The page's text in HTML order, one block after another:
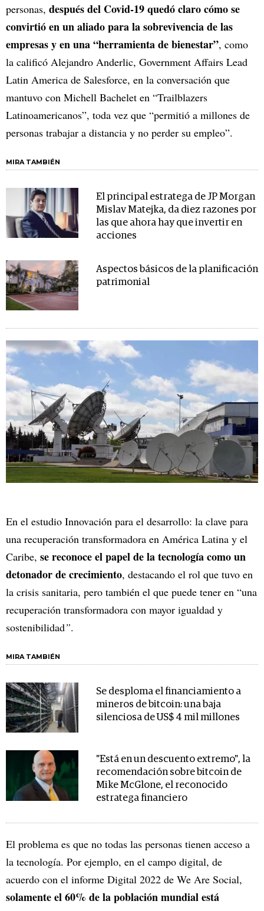
personas, después del Covid-19 quedó claro cómo se
convirtió en un aliado para la sobrevivencia de las
empresas y en una “herramienta de bienestar”, como
la calificó Alejandro Anderlic, Government Affairs Lead
Latin America de Salesforce, en la conversación que
mantuvo con Michell Bachelet en “Trailblazers
Latinoamericanos”, toda vez que “permitió a millones de
personas trabajar a distancia y no perder su empleo”.
MIRA TAMBIÉN
El principal estratega de JP Morgan
Mislav Matejka, da diez razones por
las que ahora hay que invertir en
acciones
Aspectos básicos de la planificación
patrimonial
En el estudio Innovación para el desarrollo: la clave para
una recuperación transformadora en América Latina y el
Caribe, se reconoce el papel de la tecnología como un
detonador de crecimiento, destacando el rol que tuvo en
la crisis sanitaria, pero también el que puede tener en “una
recuperación transformadora con mayor igualdad y
sostenibilidad”.
MIRA TAMBIÉN
Se desploma el financiamiento a
mineros de bitcoin: una baja
silenciosa de US$ 4 mil millones
"Está en un descuento extremo", la
recomendación sobre bitcoin de
Mike McGlone, el reconocido
estratega financiero
El problema es que no todas las personas tienen acceso a
la tecnología. Por ejemplo, en el campo digital, de
acuerdo con el informe Digital 2022 de We Are Social,
solamente el 60% de la población mundial está